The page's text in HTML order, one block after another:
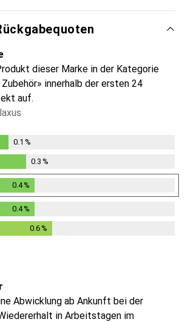
dieser Marke in der Kategorie
innerhalb der ersten 24
auf.
%
0.1 %
0.3%
0.3 %
0.4%
0.4%
0.6 %
Abwicklung ab Ankunft bei der
in Arbeitstagen im